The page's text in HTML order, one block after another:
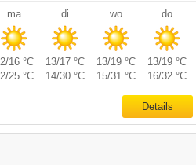
ma di wo do
16 °C 13/17 °C 13/19 °C
13/19 °C
25 °C 14/30 °C 15/31 °C 16/32 °C
Details